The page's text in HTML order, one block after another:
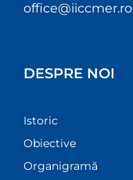
office@iiccmer.ro
DESPRE NOI
Istoric
Obiective
Organigramă